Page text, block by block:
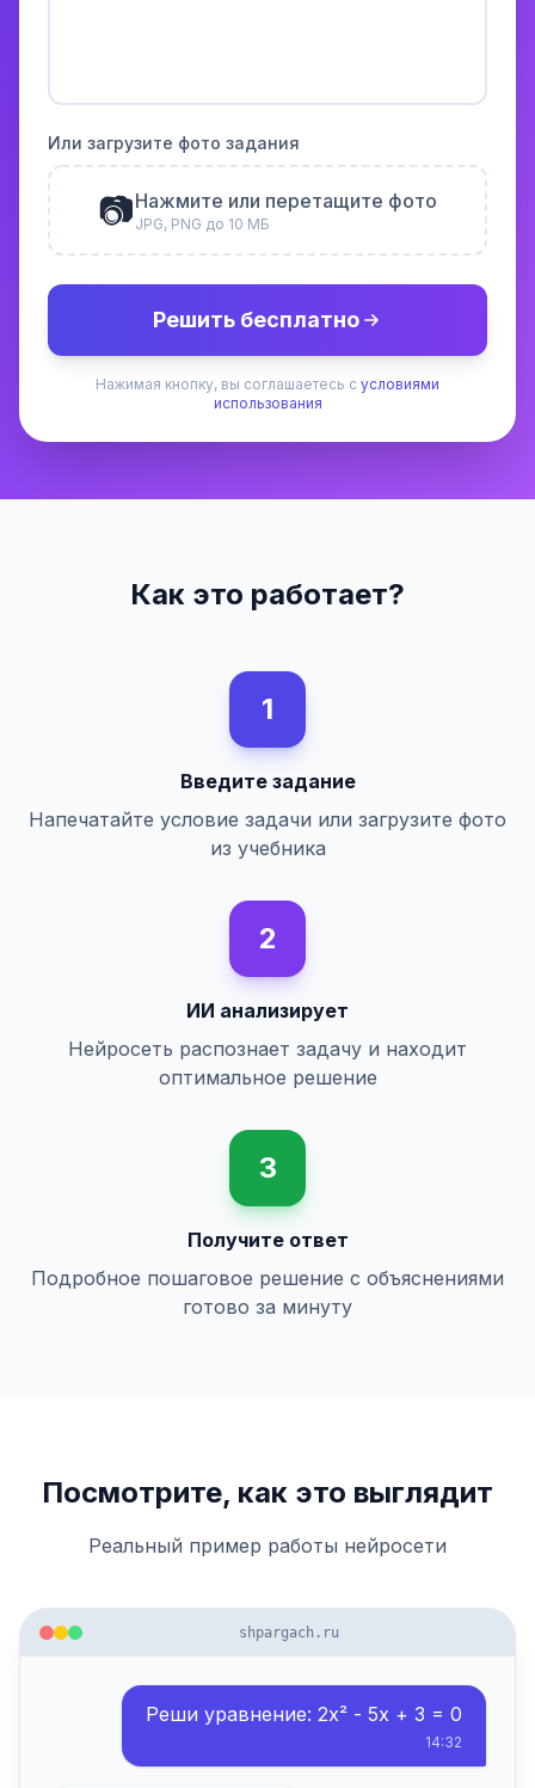
Или загрузите фото задания
📷Нажмите или перетащите фото
JPG, PNG до 10 МБ
Решить бесплатно
Нажимая кнопку, вы соглашаетесь с условиями
использования
Как это работает?
1
Введите задание
Напечатайте условие задачи или загрузите фото
из учебника
2
ИИ анализирует
Нейросеть распознает задачу и находит
оптимальное решение
3
Получите ответ
Подробное пошаговое решение с объяснениями
готово за минуту
Посмотрите, как это выглядит
Реальный пример работы нейросети
shpargach.ru
Реши уравнение: 2x² - 5x + 3 = 0
14:32